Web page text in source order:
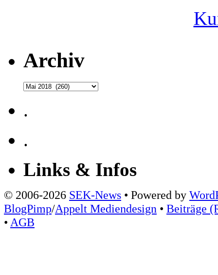
Archiv
Archiv
.
.
Links & Infos
© 2006-2026 SEK-News • Powered by
BlogPimp/Appelt Mediendesign • Beiträge
• AGB